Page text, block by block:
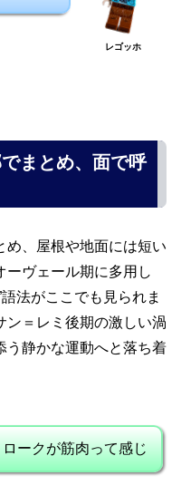
レゴッホ
まとめ、面で呼
め、屋根や地面には短い
ーヴェール期に多用し
法がここでも見られま
ン＝レミ後期の激しい渦
う静かな運動へと落ち着
ークが筋肉って感じ